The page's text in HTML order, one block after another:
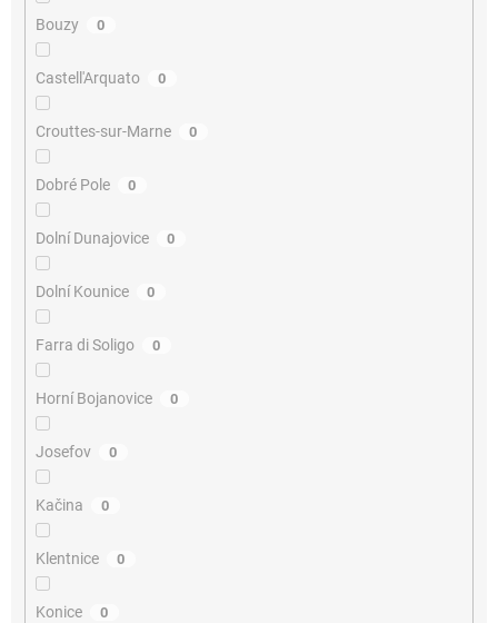
Bouzy 0
Castell'Arquato 0
Crouttes-sur-Marne 0
Dobré Pole 0
Dolní Dunajovice 0
Dolní Kounice 0
Farra di Soligo 0
Horní Bojanovice 0
Josefov 0
Kačina 0
Klentnice 0
Konice 0